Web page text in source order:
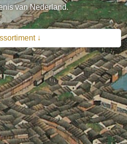
van Nederland.
↓